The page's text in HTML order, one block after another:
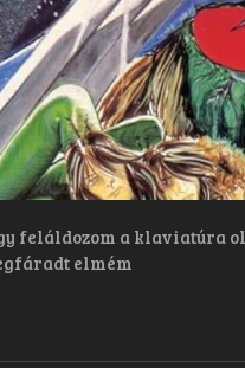
feláldozom a klaviatúra
elmém